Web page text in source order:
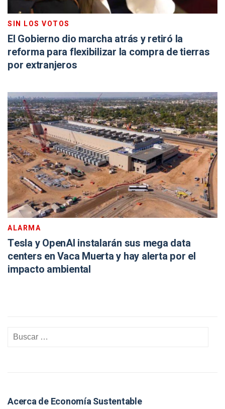
SIN LOS VOTOS
El Gobierno dio marcha atrás y retiró la
reforma para flexibilizar la compra de tierras
por extranjeros
ALARMA
Tesla y OpenAI instalarán sus mega data
centers en Vaca Muerta y hay alerta por el
impacto ambiental
Acerca de Economía Sustentable